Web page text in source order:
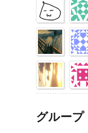
グループ